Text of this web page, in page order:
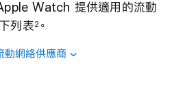
Watch 提供適用的流動
列表2。
網絡供應商